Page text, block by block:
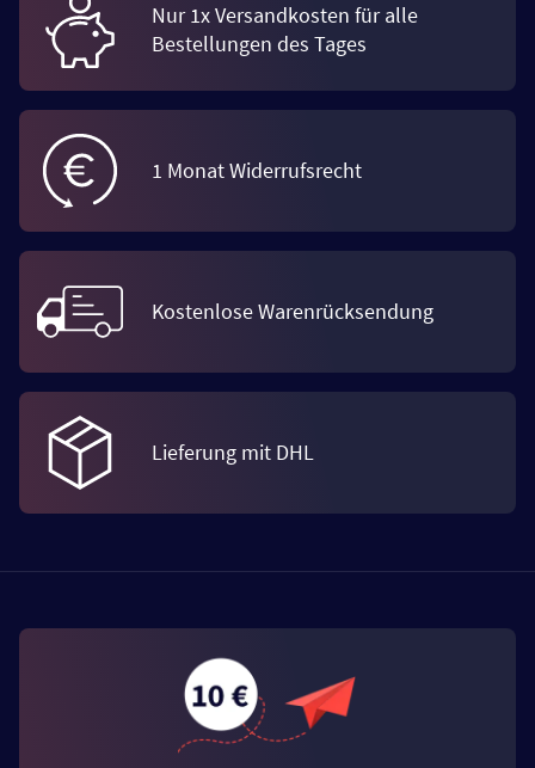
Nur 1x Versandkosten für alle
Bestellungen des Tages
1 Monat Widerrufsrecht
Kostenlose Warenrücksendung
Lieferung mit DHL